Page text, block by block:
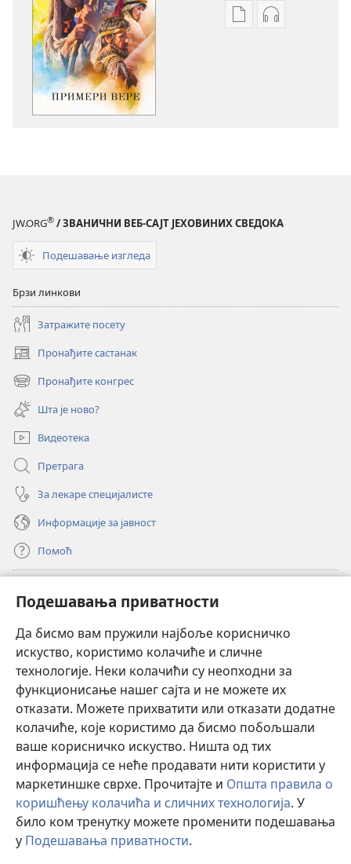
Подешавања приватности
Да бисмо вам пружили најбоље корисничко
искуство, користимо колачиће и сличне
технологије. Неки колачићи су неопходни за
функционисање нашег сајта и не можете их
отказати. Можете прихватити или отказати додатне
колачиће, које користимо да бисмо побољшали
ваше корисничко искуство. Ништа од тих
информација се неће продавати нити користити у
маркетиншке сврхе. Прочитајте и Општа правила о
коришћењу колачића и сличних технологија. У
било ком тренутку можете променити подешавања
у Подешавања приватности.
ФорматиФормати
JW.ORG® / ЗВАНИЧНИ ВЕБ-САЈТ ЈЕХОВИНИХ СВЕДОКА
Подешавање изгледа
Брзи линкови
Затражите посету
Пронађите састанак
(отвара
нови
прозор)
Пронађите конгрес
(отвара
нови
прозор)
Шта је ново?
Видеотека
Претрага
За лекаре специјалисте
Информације за јавност
Помоћ
(отвара
нови
прозор)ОНЛАЈН БИБЛИОТЕКА Watchtower
(отвара
нови
прозор)JW Hub®
(отвара
нови
прозор)JW Library
Watchtower Library ®
Copyright© 2026 Watch Tower Bible and Tract Society of Pennsylvania.
ПРАВИЛА КОРИШЋЕЊА|ПРИВАТНОСТ